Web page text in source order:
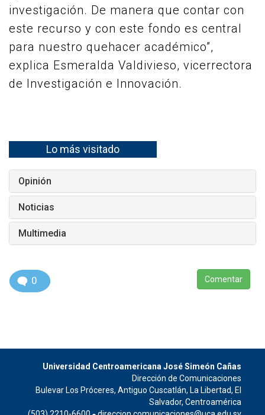
investigación. De manera que contar con
este recurso y con este fondo es central
para nuestro quehacer académico”,
explica Esmeralda Valdivieso, vicerrectora
de Investigación e Innovación.
Lo más visitado
Opinión
Noticias
Multimedia
0 Comentar
Universidad Centroamericana José Simeón Cañas
Dirección de Comunicaciones
Bulevar Los Próceres, Antiguo Cuscatlán, La Libertad, El
Salvador, Centroamérica